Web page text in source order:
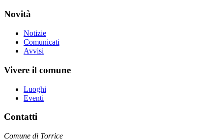
Novità
Notizie
Comunicati
Avvisi
Vivere il comune
Luoghi
Eventi
Contatti
Comune di Torrice